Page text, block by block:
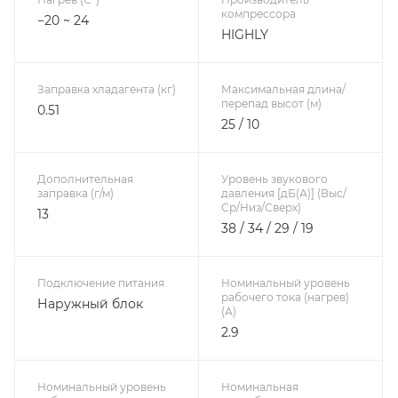
−20 ~ 24
компрессора
HIGHLY
Заправка хладагента (кг)
0.51
Максимальная длина/
перепад высот (м)
25 / 10
Дополнительная
заправка (г/м)
13
Уровень звукового
давления [дБ(А)] (Выс/
Ср/Низ/Сверх)
38 / 34 / 29 / 19
Подключение питания
Наружный блок
Номинальный уровень
рабочего тока (нагрев)
(А)
2.9
Номинальный уровень
Номинальная